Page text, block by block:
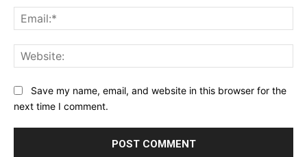
Save my name, email, and website in this browser for the
next time I comment.